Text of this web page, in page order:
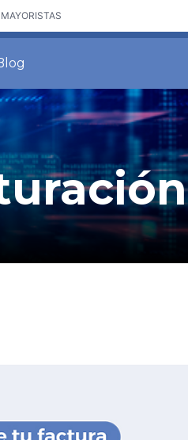
MAYORISTAS